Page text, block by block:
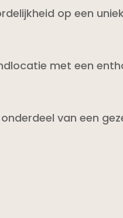
op een
met een
van een